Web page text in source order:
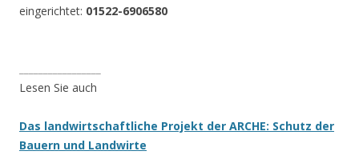
eingerichtet: 01522-6906580
Lesen Sie auch
Das landwirtschaftliche Projekt der ARCHE: Schutz der
Bauern und Landwirte